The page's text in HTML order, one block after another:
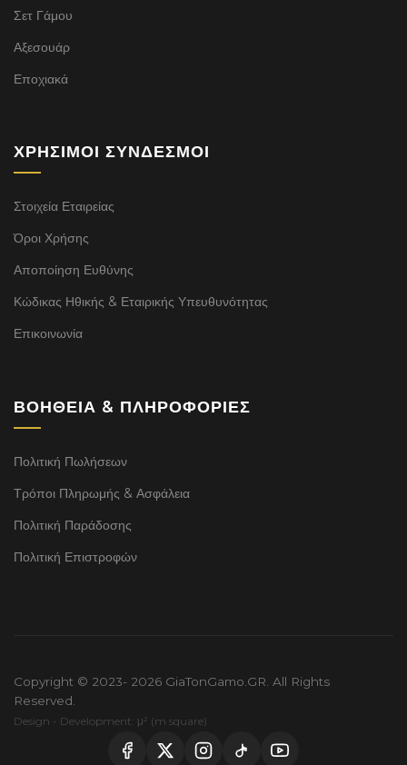
Σετ Γάμου
Αξεσουάρ
Εποχιακά
ΧΡΉΣΙΜΟΙ ΣΎΝΔΕΣΜΟΙ
Στοιχεία Εταιρείας
Όροι Χρήσης
Αποποίηση Ευθύνης
Κώδικας Ηθικής & Εταιρικής Υπευθυνότητας
Επικοινωνία
ΒΟΉΘΕΙΑ & ΠΛΗΡΟΦΟΡΊΕΣ
Πολιτική Πωλήσεων
Τρόποι Πληρωμής & Ασφάλεια
Πολιτική Παράδοσης
Πολιτική Επιστροφών
Copyright © 2023- 2026 GiaTonGamo.GR. All Rights
Reserved.
Design - Development: μ² (m square)